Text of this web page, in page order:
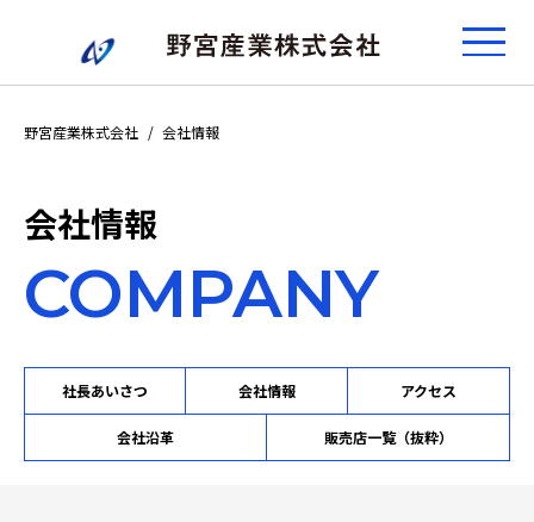
野宮産業株式会社 会社情報
会社情報
COMPANY
社長あいさつ 会社情報 アクセス
会社沿革 販売店一覧（抜粋）